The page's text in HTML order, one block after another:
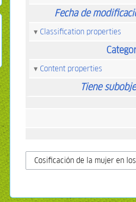
Fecha de
Classification properties
Content properties
Tiene